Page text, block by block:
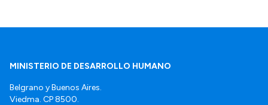
MINISTERIO DE DESARROLLO HUMANO
Belgrano y Buenos Aires.
Viedma. CP 8500.